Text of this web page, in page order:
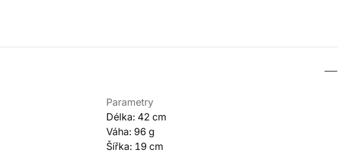
Parametry
Délka: 42 cm
Váha: 96 g
Šířka: 19 cm